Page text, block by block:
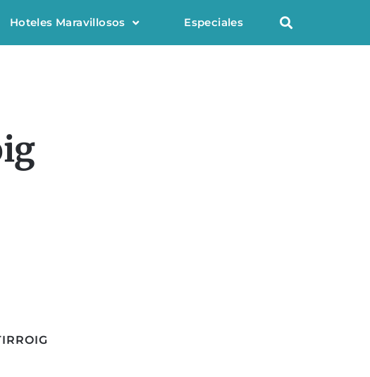
Hoteles Maravillosos Especiales